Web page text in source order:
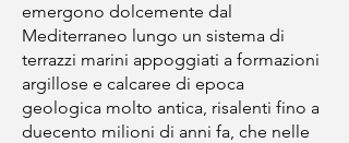
emergono dolcemente dal
Mediterraneo lungo un sistema di
terrazzi marini appoggiati a formazioni
argillose e calcaree di epoca
geologica molto antica, risalenti fino a
duecento milioni di anni fa, che nelle